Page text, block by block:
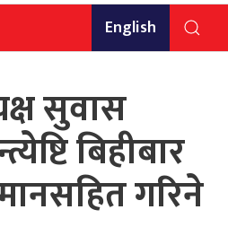
English
सुवास
बिहीबार
गरिने